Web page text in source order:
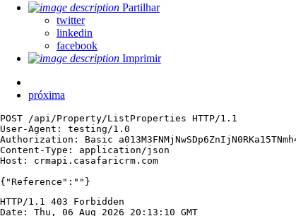
Partilhar
twitter
linkedin
facebook
Imprimir
próxima
POST /api/Property/ListProperties HTTP/1.1
User-Agent: testing/1.0
Authorization: Basic
Content-Type: application/json
Host: crmapi.casafaricrm.com
{"Reference":""}
HTTP/1.1 403 Forbidden
Date: Thu, 06 Aug 2026 20:13:10 GMT